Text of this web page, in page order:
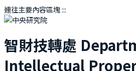
連往主要內容區塊:::
智財技轉處
Intellectual